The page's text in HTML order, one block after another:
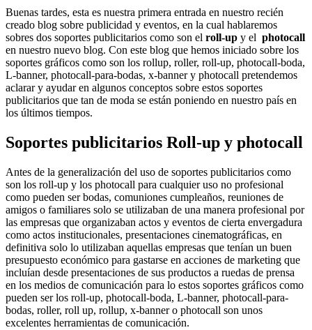
Buenas tardes, esta es nuestra primera entrada en nuestro recién
creado blog sobre publicidad y eventos, en la cual hablaremos
sobres dos soportes publicitarios como son el roll-up y el photocall
en nuestro nuevo blog. Con este blog que hemos iniciado sobre los
soportes gráficos como son los rollup, roller, roll-up, photocall-boda,
L-banner, photocall-para-bodas, x-banner y photocall pretendemos
aclarar y ayudar en algunos conceptos sobre estos soportes
publicitarios que tan de moda se están poniendo en nuestro país en
los últimos tiempos.
Soportes publicitarios Roll-up y photocall
Antes de la generalización del uso de soportes publicitarios como
son los roll-up y los photocall para cualquier uso no profesional
como pueden ser bodas, comuniones cumpleaños, reuniones de
amigos o familiares solo se utilizaban de una manera profesional por
las empresas que organizaban actos y eventos de cierta envergadura
como actos institucionales, presentaciones cinematográficas, en
definitiva solo lo utilizaban aquellas empresas que tenían un buen
presupuesto económico para gastarse en acciones de marketing que
incluían desde presentaciones de sus productos a ruedas de prensa
en los medios de comunicación para lo estos soportes gráficos como
pueden ser los roll-up, photocall-boda, L-banner, photocall-para-
bodas, roller, roll up, rollup, x-banner o photocall son unos
excelentes herramientas de comunicación.